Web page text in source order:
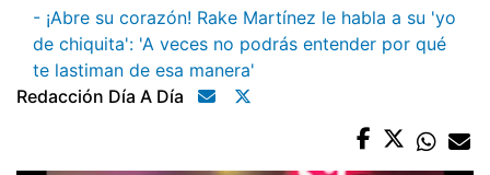
- ¡Abre su corazón! Rake Martínez le habla a su 'yo
de chiquita': 'A veces no podrás entender por qué
te lastiman de esa manera'
Redacción Día A Día